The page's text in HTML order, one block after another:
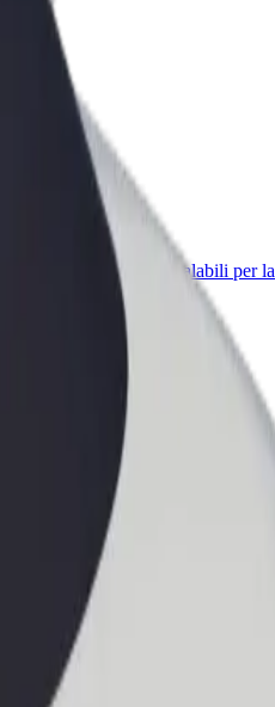
Bolt per le aziende
Prodotti e servizi Bolt scalabili per la
per il tuo viaggio.